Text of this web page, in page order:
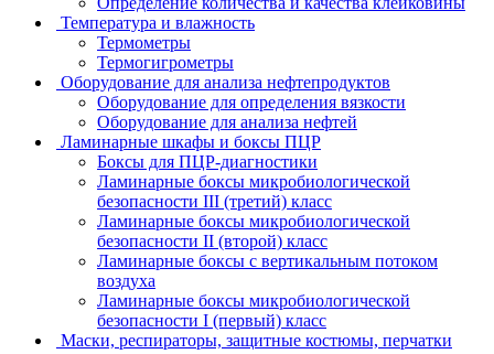
Температура и влажность
Термометры
Термогигрометры
Оборудование для анализа нефтепродуктов
Оборудование для определения вязкости
Оборудование для анализа нефтей
Ламинарные шкафы и боксы ПЦР
Боксы для ПЦР-диагностики
Ламинарные боксы микробиологической
безопасности III (третий) класс
Ламинарные боксы микробиологической
безопасности II (второй) класс
Ламинарные боксы с вертикальным потоком
воздуха
Ламинарные боксы микробиологической
безопасности I (первый) класс
Маски, респираторы, защитные костюмы, перчатки